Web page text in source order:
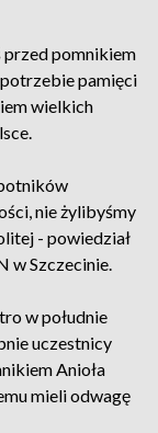
pomnikiem
pamięci
wielkich
nie żylibyśmy
- powiedział
w Szczecinie.
w południe
uczestnicy
Anioła
mieli odwagę